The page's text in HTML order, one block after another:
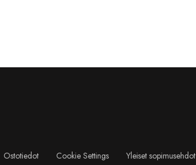
Ostotiedot Cookie Settings Yleiset sopimusehdot